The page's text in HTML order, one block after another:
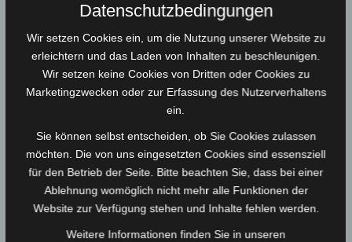
Kunstdruck Love your Dorf
Limitierte Edition von Katrin Reichert
30,00€/ Month
Datenschutzbedingungen
Wir setzen Cookies ein, um die Nutzung unserer Website zu
erleichtern und das Laden von Inhalten zu beschleunigen.
Wir setzen keine Cookies von Dritten oder Cookies zu
Marketingzwecken oder zur Erfassung des Nutzerverhaltens
ein.
Sie können selbst entscheiden, ob Sie Cookies zulassen
möchten. Die von uns eingesetzten Cookies sind essensziell
für den Betrieb der Seite. Bitte beachten Sie, dass bei einer
Ablehnung womöglich nicht mehr alle Funktionen der
Website zur Verfügung stehen und Inhalte fehlen werden.
Weitere Informationen finden Sie in unseren